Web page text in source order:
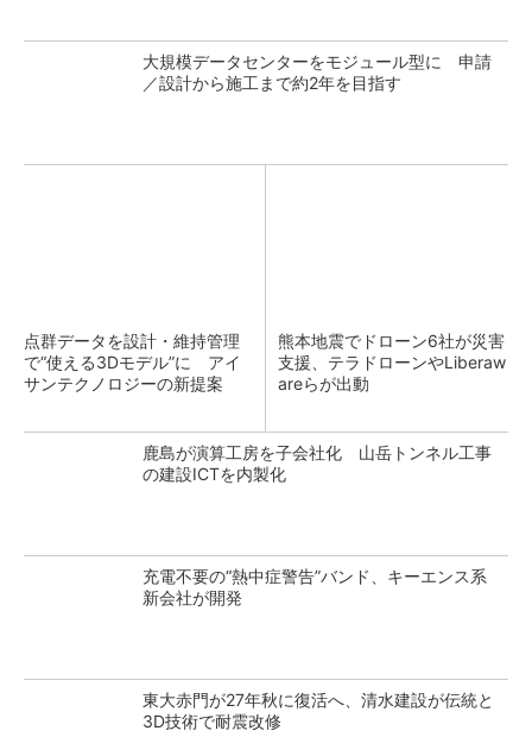
大規模データセンターをモジュール型に 申請
／設計から施工まで約2年を目指す
点群データを設計・維持管理
で“使える3Dモデル”に アイ
サンテクノロジーの新提案
熊本地震でドローン6社が災害
支援、テラドローンやLiberaw
areらが出動
鹿島が演算工房を子会社化 山岳トンネル工事
の建設ICTを内製化
充電不要の“熱中症警告”バンド、キーエンス系
新会社が開発
東大赤門が27年秋に復活へ、清水建設が伝統と
3D技術で耐震改修